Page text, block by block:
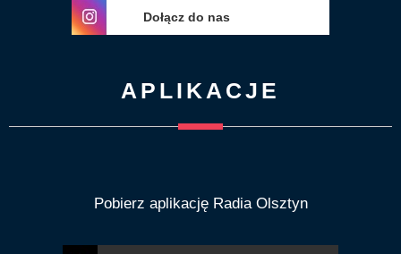
Dołącz do nas
APLIKACJE
Pobierz aplikację Radia Olsztyn